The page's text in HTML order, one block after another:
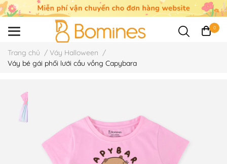
0
Trang chủ / Váy Halloween /
Váy bé gái phối lưới cầu vồng Capybara